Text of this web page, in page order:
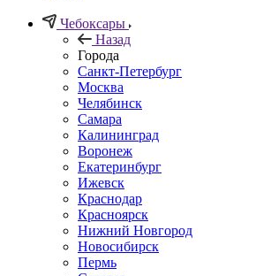
Чебоксары
Назад
Города
Санкт-Петербург
Москва
Челябинск
Самара
Калининград
Воронеж
Екатеринбург
Ижевск
Краснодар
Красноярск
Нижний Новгород
Новосибирск
Пермь